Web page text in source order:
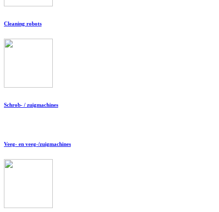
Cleaning robots
Schrob- / zuigmachines
Veeg- en veeg-/zuigmachines